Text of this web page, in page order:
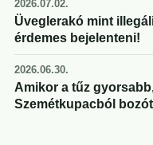
2026.07.02.
Üveglerakó mint
érdemes bejelenteni!
2026.06.30.
Amikor a tűz
Szemétkupacból